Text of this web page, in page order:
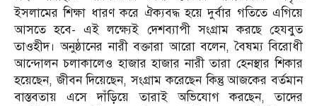
ইসলামের শিক্ষা ধারণ করে ঐক্যবদ্ধ হয়ে দুর্বার গতিতে এগিয়ে
আসতে হবে- এই লক্ষ্যেই দেশব্যাপী সংগ্রাম করছে হেযবুত
তাওহীদ। অনুষ্ঠানের নারী বক্তারা আরো বলেন, বৈষম্য বিরোধী
আন্দোলন চলাকালেও হাজার হাজার নারী তারা হেনস্থার শিকার
হয়েছেন, জীবন দিয়েছেন, সংগ্রাম করেছেন কিন্তু আজকের বর্তমান
বাস্তবতায় এসে দাঁড়িয়ে তারাই অভিযোগ করছেন, তাদের